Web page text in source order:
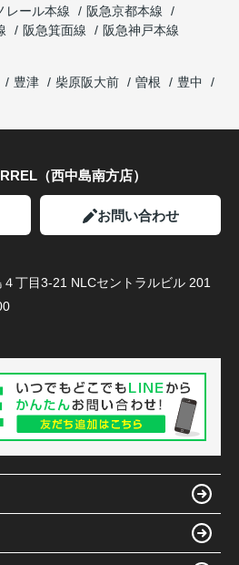
レール本線
阪急京都本線
阪急箕面線
阪急神戸本線
豊津 柴原阪大前 曽根
豊中
（西中島南方店）
お問い合わせ
丁目3-21 NLCセントラルビル 201